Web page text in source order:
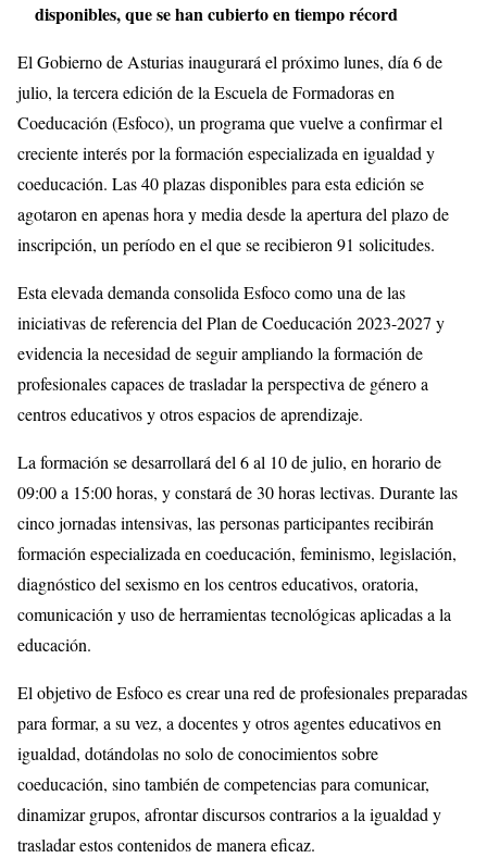
disponibles, que se han cubierto en tiempo récord
El Gobierno de Asturias inaugurará el próximo lunes, día 6 de
julio, la tercera edición de la Escuela de Formadoras en
Coeducación (Esfoco), un programa que vuelve a confirmar el
creciente interés por la formación especializada en igualdad y
coeducación. Las 40 plazas disponibles para esta edición se
agotaron en apenas hora y media desde la apertura del plazo de
inscripción, un período en el que se recibieron 91 solicitudes.
Esta elevada demanda consolida Esfoco como una de las
iniciativas de referencia del Plan de Coeducación 2023-2027 y
evidencia la necesidad de seguir ampliando la formación de
profesionales capaces de trasladar la perspectiva de género a
centros educativos y otros espacios de aprendizaje.
La formación se desarrollará del 6 al 10 de julio, en horario de
09:00 a 15:00 horas, y constará de 30 horas lectivas. Durante las
cinco jornadas intensivas, las personas participantes recibirán
formación especializada en coeducación, feminismo, legislación,
diagnóstico del sexismo en los centros educativos, oratoria,
comunicación y uso de herramientas tecnológicas aplicadas a la
educación.
El objetivo de Esfoco es crear una red de profesionales preparadas
para formar, a su vez, a docentes y otros agentes educativos en
igualdad, dotándolas no solo de conocimientos sobre
coeducación, sino también de competencias para comunicar,
dinamizar grupos, afrontar discursos contrarios a la igualdad y
trasladar estos contenidos de manera eficaz.